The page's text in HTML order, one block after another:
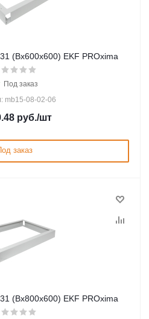
(Вх600х600) EKF PROxima
Под заказ
mb15-08-02-06
руб./шт
заказ
(Вх800х600) EKF PROxima